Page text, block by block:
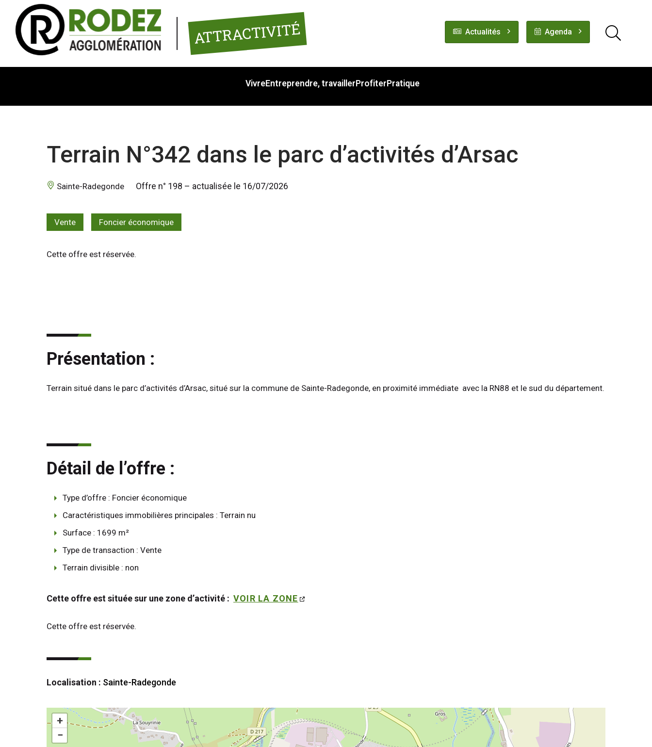
Panneau de gestion des cookies
ATTRACTIVITÉ Actualités Agenda
VivreEntreprendre, travailler Profiter Pratique
Terrain N°342 dans le parc d’activités d’Arsac
Sainte-Radegonde Offre n° 198 – actualisée le 16/07/2026
Vente Foncier économique
Cette offre est réservée.
Présentation :
Terrain situé dans le parc d’activités d’Arsac, situé sur la commune de Sainte-Radegonde, en proximité immédiate  avec la RN88 et le sud du département.
Détail de l’offre :
Type d’offre : Foncier économique
Caractéristiques immobilières principales : Terrain nu
Surface : 1699 m²
Type de transaction : Vente
Terrain divisible : non
Cette offre est située sur une zone d’activité : VOIR LA ZONE
Cette offre est réservée.
Localisation : Sainte-Radegonde
+
−